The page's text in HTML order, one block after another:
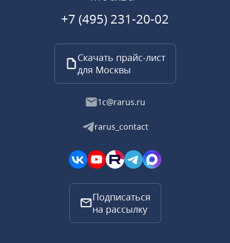
+7 (495) 231-20-02
Скачать прайс-лист
для Москвы
1c@rarus.ru
rarus_contact
Подписаться
на рассылку